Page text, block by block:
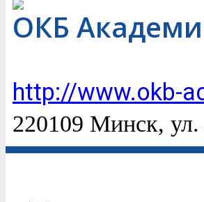
ОКБ
http://www.okb-
220109 Минск,